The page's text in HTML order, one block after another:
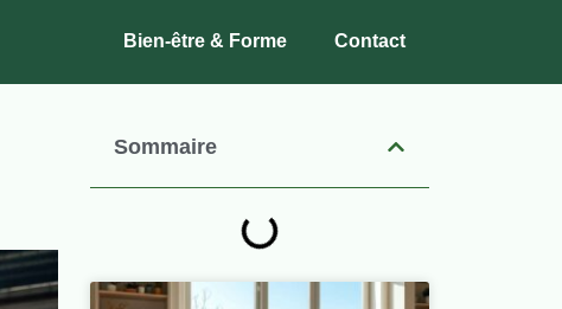
Bien-être & Forme Contact
Sommaire